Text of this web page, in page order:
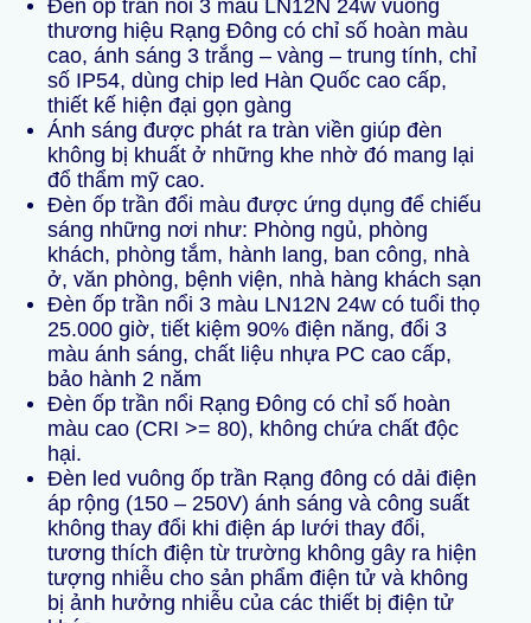
Đèn ốp trần nổi 3 màu LN12N 24w vuông
thương hiệu Rạng Đông có chỉ số hoàn màu
cao, ánh sáng 3 trắng – vàng – trung tính, chỉ
số IP54, dùng chip led Hàn Quốc cao cấp,
thiết kế hiện đại gọn gàng
Ánh sáng được phát ra tràn viền giúp đèn
không bị khuất ở những khe nhờ đó mang lại
đổ thẩm mỹ cao.
Đèn ốp trần đổi màu được ứng dụng để chiếu
sáng những nơi như: Phòng ngủ, phòng
khách, phòng tắm, hành lang, ban công, nhà
ở, văn phòng, bệnh viện, nhà hàng khách sạn
Đèn ốp trần nổi 3 màu LN12N 24w có tuổi thọ
25.000 giờ, tiết kiệm 90% điện năng, đổi 3
màu ánh sáng, chất liệu nhựa PC cao cấp,
bảo hành 2 năm
Đèn ốp trần nổi Rạng Đông có chỉ số hoàn
màu cao (CRI >= 80), không chứa chất độc
hại.
Đèn led vuông ốp trần Rạng đông có dải điện
áp rộng (150 – 250V) ánh sáng và công suất
không thay đổi khi điện áp lưới thay đổi,
tương thích điện từ trường không gây ra hiện
tượng nhiễu cho sản phẩm điện tử và không
bị ảnh hưởng nhiễu của các thiết bị điện tử